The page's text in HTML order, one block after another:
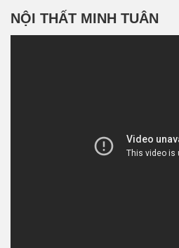
NỘI THẤT MINH TUÂN